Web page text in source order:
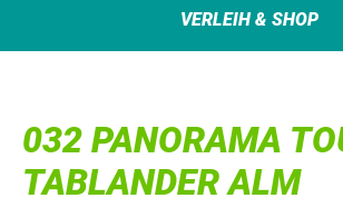
VERLEIH & SHOP
032 PANORAMA
TABLANDER ALM